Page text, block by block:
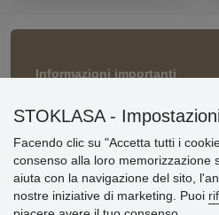
Informazioni importanti
» Termini & Condizioni
» Informativa sulla Privacy
» Consegna e pagamento
» Garanzia e resi
» Programma fedeltà
STOKLASA -
Facendo clic su "Accetta tutti i
consenso alla loro memorizzazione
aiuta con la navigazione del sito,
nostre iniziative di marketing. Puoi